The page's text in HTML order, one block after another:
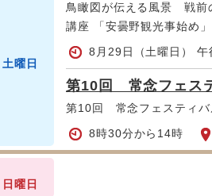
土曜日
鳥瞰図が伝える風景 戦前
講座 「安曇野観光事始め
8月29日（土曜日） 午
第10回 常念フェス
第10回 常念フェスティバ
8時30分から14時
日曜日